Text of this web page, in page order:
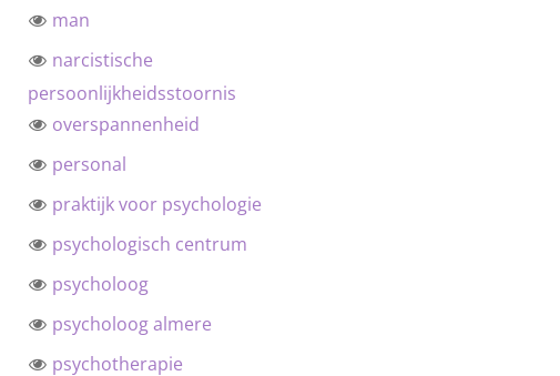
man
narcistische
persoonlijkheidsstoornis
overspannenheid
personal
praktijk voor psychologie
psychologisch centrum
psycholoog
psycholoog almere
psychotherapie